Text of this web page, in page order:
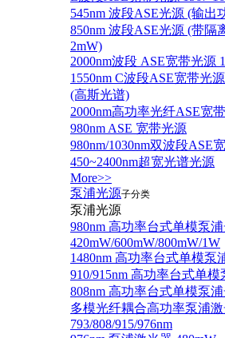
545nm 波段ASE光源 (输出
850nm 波段ASE光源 (带隔
2mW)
2000nm波段 ASE宽带光源
1550nm C波段ASE宽带光
(高斯光谱)
2000nm高功率光纤ASE宽
980nm ASE 宽带光源
980nm/1030nm双波段ASE
450~2400nm超宽光谱光源
More>>
泵浦光源子分类
泵浦光源
980nm 高功率台式单模泵
420mW/600mW/800mW/1W
1480nm 高功率台式单模泵
910/915nm 高功率台式单模
808nm 高功率台式单模泵
多模光纤耦合高功率泵浦
793/808/915/976nm